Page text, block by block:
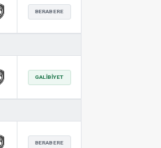
BERABERE
GALIBIYET
BERABERE